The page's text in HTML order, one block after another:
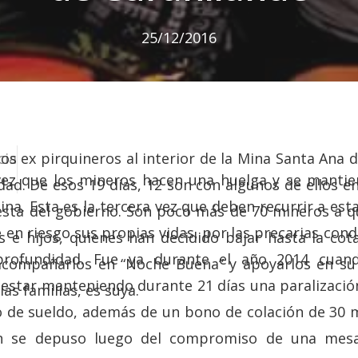
25/12/2016
ex pirquineros al interior de la Mina Santa Ana
De esos 19 días, 12 son con algunos de ellos
del gobierno. Son poco más de 70 mineros a
e hijos, quienes han decidido bajar hasta la
en “Noche Buena” y apoyarlos en
familias, es suya.
que los mineros hacen una huelga y se
Esta es la tercera vez que deben recurrir a
en riesgo sus propias vidas, por las precarias
Fue ya durante el año 2014
manteniendo durante 21 días una
sueldo, además de un bono de colación de 30
se depuso luego del compromiso de una